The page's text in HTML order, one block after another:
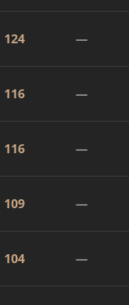
124 —
116 —
116 —
109 —
104 —